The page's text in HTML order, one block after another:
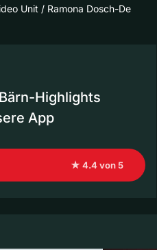
Unit / Ramona Dosch-De
Highlights
App
★ 4.4 von 5